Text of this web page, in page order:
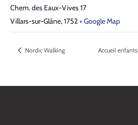
Chem. des Eaux-Vives 17
Villars-sur-Glâne,1752+ Google Map
Nordic Walking Accueil